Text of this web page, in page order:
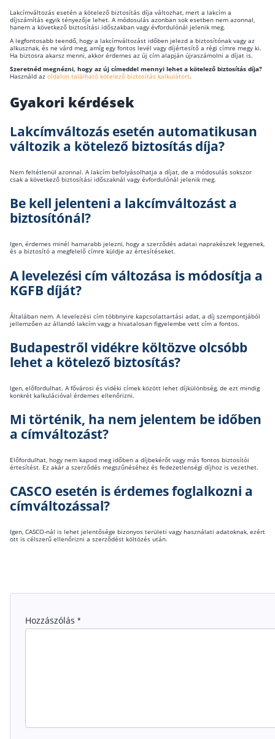
Lakcímváltozás esetén a kötelező biztosítás díja változhat, mert a lakcím a
díjszámítás egyik tényezője lehet. A módosulás azonban sok esetben nem azonnal,
hanem a következő biztosítási időszakban vagy évfordulónál jelenik meg.
A legfontosabb teendő, hogy a lakcímváltozást időben jelezd a biztosítónak vagy az
alkusznak, és ne várd meg, amíg egy fontos levél vagy díjértesítő a régi címre megy ki.
Ha biztosra akarsz menni, akkor érdemes az új cím alapján újraszámolni a díjat is.
Szeretnéd megnézni, hogy az új címeddel mennyi lehet a kötelező biztosítás díja?
Használd az oldalon található kötelező biztosítás kalkulátort.
Gyakori kérdések
Lakcímváltozás esetén automatikusan
változik a kötelező biztosítás díja?
Nem feltétlenül azonnal. A lakcím befolyásolhatja a díjat, de a módosulás sokszor
csak a következő biztosítási időszaknál vagy évfordulónál jelenik meg.
Be kell jelenteni a lakcímváltozást a
biztosítónál?
Igen, érdemes minél hamarabb jelezni, hogy a szerződés adatai naprakészek legyenek,
és a biztosító a megfelelő címre küldje az értesítéseket.
A levelezési cím változása is módosítja a
KGFB díját?
Általában nem. A levelezési cím többnyire kapcsolattartási adat, a díj szempontjából
jellemzően az állandó lakcím vagy a hivatalosan figyelembe vett cím a fontos.
Budapestről vidékre költözve olcsóbb
lehet a kötelező biztosítás?
Igen, előfordulhat. A fővárosi és vidéki címek között lehet díjkülönbség, de ezt mindig
konkrét kalkulációval érdemes ellenőrizni.
Mi történik, ha nem jelentem be időben
a címváltozást?
Előfordulhat, hogy nem kapod meg időben a díjbekérőt vagy más fontos biztosítói
értesítést. Ez akár a szerződés megszűnéséhez és fedezetlenségi díjhoz is vezethet.
CASCO esetén is érdemes foglalkozni a
címváltozással?
Igen, CASCO-nál is lehet jelentősége bizonyos területi vagy használati adatoknak, ezért
ott is célszerű ellenőrizni a szerződést költözés után.
Hozzászólás *